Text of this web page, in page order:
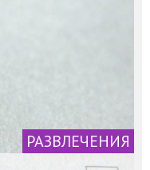
РАЗВЛЕЧЕНИЯ